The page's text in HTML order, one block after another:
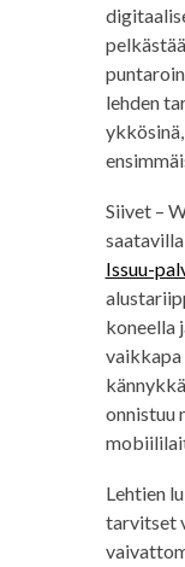
lehden
Siivet –
Issuu-
koneella
onnistuu
Lehtien
tarvitset